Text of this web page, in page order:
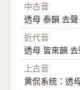
中古音
透母 泰韻 去
近代音
透母 皆來韻 去
上古音
黄侃系统：透